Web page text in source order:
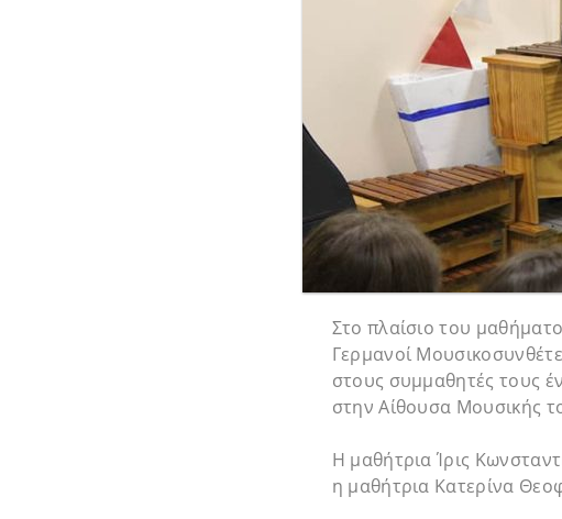
Στο πλαίσιο του
Γερμανοί
στους συμμαθητές τους
στην Αίθουσα Μουσικής
Η μαθήτρια Ίρις
η μαθήτρια Κατερίνα